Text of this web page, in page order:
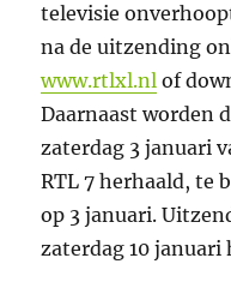
televisie
na de uitzending
www.rtlxl.nl of
Daarnaast worden
zaterdag 3 januari
RTL 7 herhaald, te
op 3 januari.
zaterdag 10